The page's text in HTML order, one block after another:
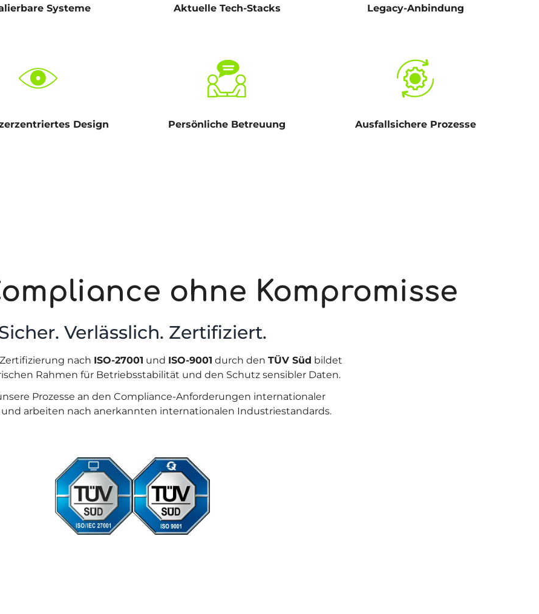
Systeme Aktuelle Tech-Stacks Legacy-Anbindung
Design Persönliche Betreuung Ausfallsichere Prozesse
ohne Kompromisse
Verlässlich. Zertifiziert.
nach ISO-27001 und ISO-9001 durch den TÜV Süd bildet
Rahmen für Betriebsstabilität und den Schutz sensibler Daten.
Prozesse an den Compliance-Anforderungen internationaler
und arbeiten nach anerkannten internationalen Industriestandards.